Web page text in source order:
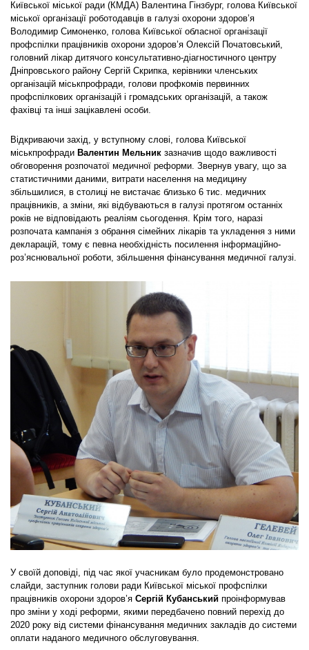
Київської міської ради (КМДА) Валентина Гінзбург, голова Київської
міської організації роботодавців в галузі охорони здоров’я
Володимир Симоненко, голова Київської обласної організації
профспілки працівників охорони здоров’я Олексій Початовський,
головний лікар дитячого консультативно-діагностичного центру
Дніпровського району Сергій Скрипка, керівники членських
організацій міськпрофради, голови профкомів первинних
профспілкових організацій і громадських організацій, а також
фахівці та інші зацікавлені особи.
Відкриваючи захід, у вступному слові, голова Київської
міськпрофради Валентин Мельник зазначив щодо важливості
обговорення розпочатої медичної реформи. Звернув увагу, що за
статистичними даними, витрати населення на медицину
збільшилися, в столиці не вистачає близько 6 тис. медичних
працівників, а зміни, які відбуваються в галузі протягом останніх
років не відповідають реаліям сьогодення. Крім того, наразі
розпочата кампанія з обрання сімейних лікарів та укладення з ними
декларацій, тому є певна необхідність посилення інформаційно-
роз’яснювальної роботи, збільшення фінансування медичної галузі.
У своїй доповіді, під час якої учасникам було продемонстровано
слайди, заступник голови ради Київської міської профспілки
працівників охорони здоров’я Сергій Кубанський проінформував
про зміни у ході реформи, якими передбачено повний перехід до
2020 року від системи фінансування медичних закладів до системи
оплати наданого медичного обслуговування.